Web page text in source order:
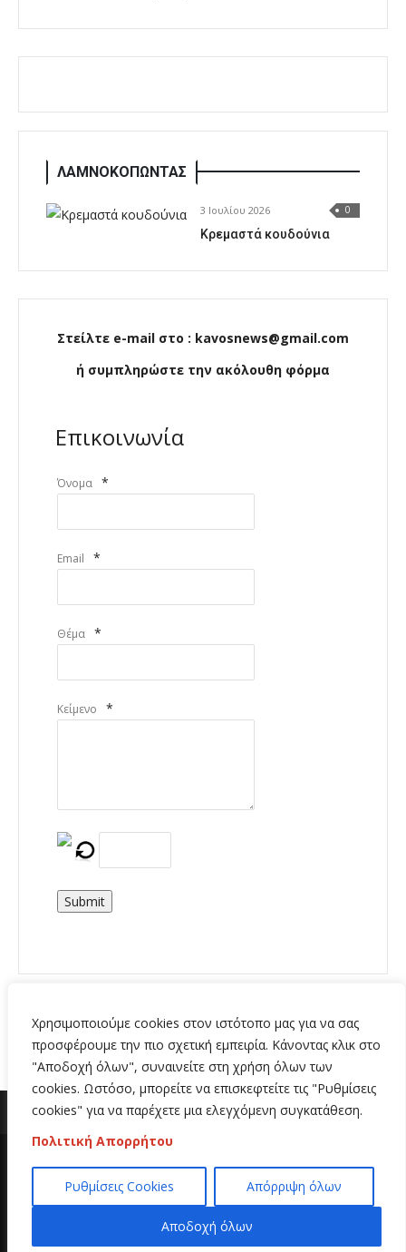
Χρησιμοποιούμε cookies στον ιστότοπο μας για να σας
προσφέρουμε την πιο σχετική εμπειρία. Κάνοντας κλικ στο
"Αποδοχή όλων", συναινείτε στη χρήση όλων των
cookies. Ωστόσο, μπορείτε να επισκεφτείτε τις "Ρυθμίσεις
cookies" για να παρέχετε μια ελεγχόμενη συγκατάθεση.
Πολιτική Απορρήτου
Ρυθμίσεις Cookies Απόρριψη όλων
Αποδοχή όλων
ΛΑΜΝΟΚΟΠΩΝΤΑΣ
3 Ιουλίου 2026 0
Κρεμαστά κουδούνια
Στείλτε e-mail στο : kavosnews@gmail.com
ή συμπληρώστε την ακόλουθη φόρμα
Επικοινωνία
Όνομα *
Email *
Θέμα *
Κείμενο *
Submit
Copyright 2020 | All Rights Reserved | Κατασκευή
ιστοσελίδων
Hi Web